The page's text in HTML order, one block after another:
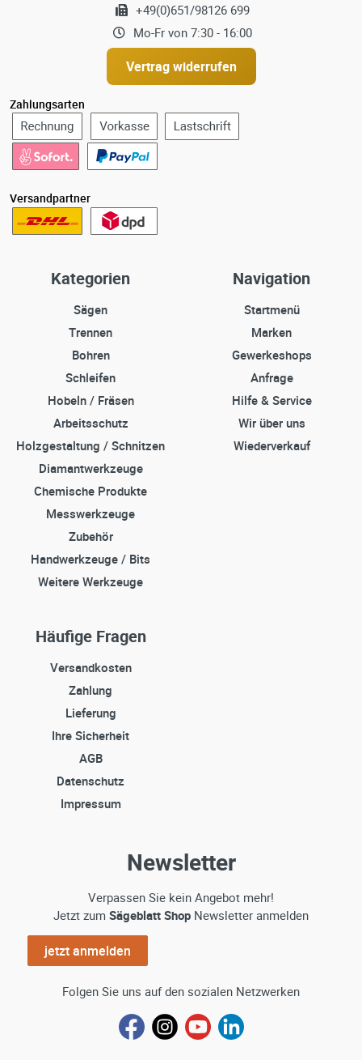
+49(0)651/98126 699
Mo-Fr von 7:30 - 16:00
Vertrag widerrufen
Zahlungsarten
Versandpartner
Kategorien
Sägen
Trennen
Bohren
Schleifen
Hobeln / Fräsen
Arbeitsschutz
Holzgestaltung / Schnitzen
Diamantwerkzeuge
Chemische Produkte
Messwerkzeuge
Zubehör
Handwerkzeuge / Bits
Weitere Werkzeuge
Navigation
Startmenü
Marken
Gewerkeshops
Anfrage
Hilfe & Service
Wir über uns
Wiederverkauf
Häufige Fragen
Versandkosten
Zahlung
Lieferung
Ihre Sicherheit
AGB
Datenschutz
Impressum
Newsletter
Verpassen Sie kein Angebot mehr!
Jetzt zum Sägeblatt Shop Newsletter anmelden
jetzt anmelden
Folgen Sie uns auf den sozialen Netzwerken